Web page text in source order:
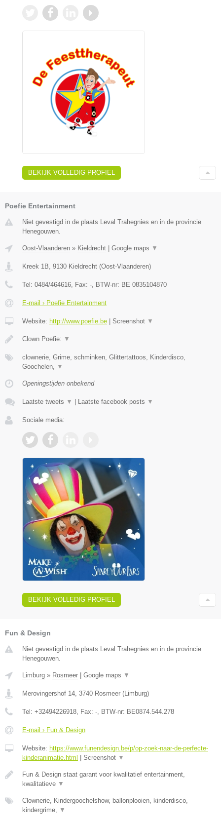
BEKIJK VOLLEDIG PROFIEL
Poefie Entertainment
Niet gevestigd in de plaats Leval Trahegnies en in de provincie
Henegouwen.
Oost-Vlaanderen » Kieldrecht | Google maps ▼
Kreek 1B 9130 Kieldrecht (Oost-Vlaanderen)
Tel: 0484/464616 , Fax: - , BTW-nr: BE 0835104870
E-mail › Poefie Entertainment
Website: http://www.poefie.be | Screenshot ▼
Clown Poefie: ▼
clownerie, Grime, schminken, Glittertattoos, Kinderdisco,
Goochelen,
▼
Openingstijden onbekend
Laatste tweets ▼ | Laatste facebook posts ▼
Sociale media:
BEKIJK VOLLEDIG PROFIEL
Fun & Design
Niet gevestigd in de plaats Leval Trahegnies en in de provincie
Henegouwen.
Limburg » Rosmeer | Google maps ▼
Merovingershof 14 3740 Rosmeer (Limburg)
Tel: +32494226918 , Fax: - , BTW-nr: BE0874.544.278
E-mail › Fun & Design
Website: https://www.funendesign.be/p/op-zoek-naar-de-perfecte-
kinderanimatie.html | Screenshot ▼
Fun & Design staat garant voor kwalitatief entertainment,
kwalitatieve ▼
Clownerie, Kindergoochelshow, ballonplooien, kinderdisco,
kindergrime,
▼